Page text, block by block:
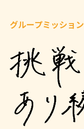
グループミッション